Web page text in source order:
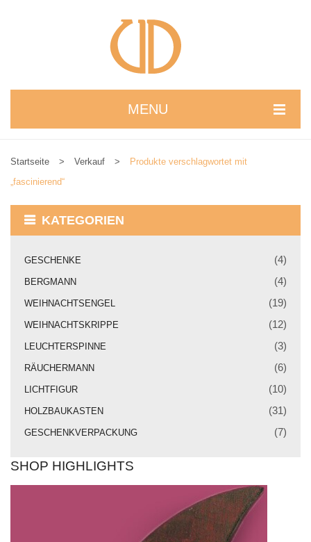
MENU
Warenkorb
Startseite > Verkauf >
Produkte verschlagwortet mit
„fascinierend“
KATEGORIEN
GESCHENKE (4)
BERGMANN (4)
WEIHNACHTSENGEL (19)
WEIHNACHTSKRIPPE (12)
LEUCHTERSPINNE (3)
RÄUCHERMANN (6)
LICHTFIGUR (10)
HOLZBAUKASTEN (31)
GESCHENKVERPACKUNG (7)
SHOP HIGHLIGHTS